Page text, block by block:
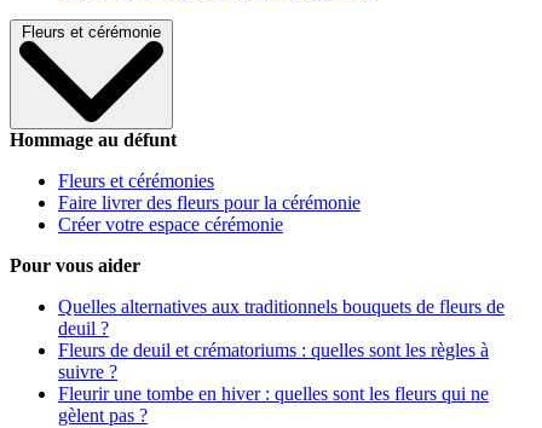
Fleurs et cérémonie
Hommage au défunt
Fleurs et cérémonies
Faire livrer des fleurs pour la cérémonie
Créer votre espace cérémonie
Pour vous aider
Quelles alternatives aux traditionnels bouquets de fleurs de
deuil ?
Fleurs de deuil et crématoriums : quelles sont les règles à
suivre ?
Fleurir une tombe en hiver : quelles sont les fleurs qui ne
gèlent pas ?